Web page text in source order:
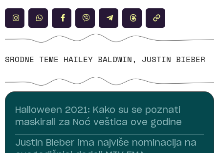
SRODNE TEME HAILEY BALDWIN, JUSTIN BIEBER
Halloween 2021: Kako su se poznati
maskirali za Noć veštica ove godine
Justin Bieber ima najviše nominacija na